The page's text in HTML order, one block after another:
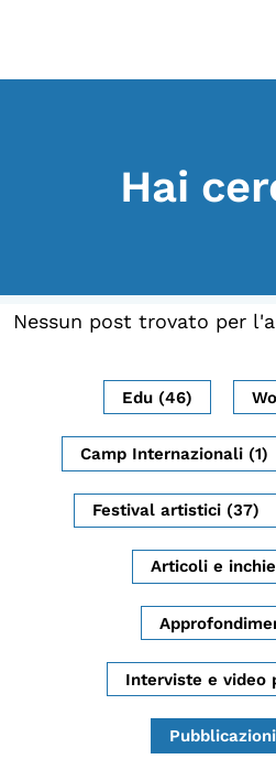
LA FONDAZIONE
Archivio
Archivi del presente
Biblioteca
Mostre digitali
Osservatori di ricerca
Progetti Nazionali
Progetti Internazionali
Hai
Nessun post trovato per
Edu (46)
Camp Internazionali (1)
Festival artistici (37)
Articoli e
Interviste e video